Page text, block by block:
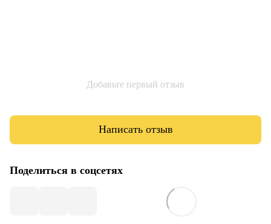
Добавьте первый отзыв
Написать отзыв
Поделиться в соцсетях